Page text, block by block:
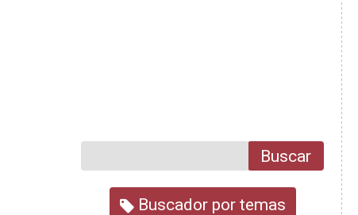
Buscar
Buscador por temas